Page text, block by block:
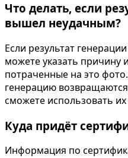
Что делать, если
вышел неудачным?
Если результат
можете указать причину
потраченные на это
генерацию
сможете использовать их
Куда придёт
Информация по